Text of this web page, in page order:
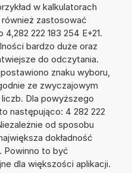
w kalkulatorach
zastosować
222 183 254 E+21.
bardzo duże oraz
do odczytania.
znaku wyboru,
ze zwyczajowym
Dla powyższego
następująco: 4 282 222
od sposobu
dokładność
Powinno to być
dla większości aplikacji.